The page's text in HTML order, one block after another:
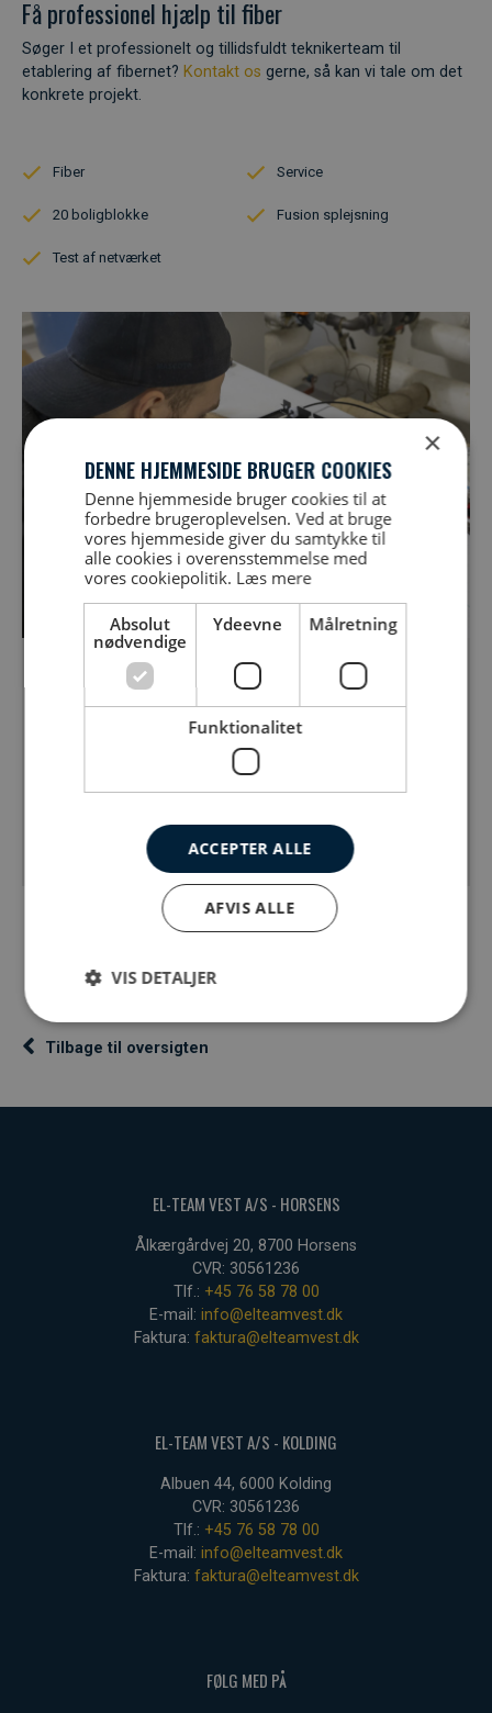
Få professionel hjælp til fiber
Søger I et professionelt og tillidsfuldt teknikerteam til
etablering af fibernet? Kontakt os gerne, så kan vi tale om det
konkrete projekt.
Fiber Service
20 boligblokke Fusion splejsning
Test af netværket
Fakta
Sundparken, Horsens
Areal:
20 boligblokke
Tilbage til oversigten
EL-TEAM VEST A/S - HORSENS
Ålkærgårdvej 20, 8700 Horsens
CVR: 30561236
Tlf.: +45 76 58 78 00
E-mail: info@elteamvest.dk
Faktura: faktura@elteamvest.dk
EL-TEAM VEST A/S - KOLDING
Albuen 44, 6000 Kolding
CVR: 30561236
Tlf.: +45 76 58 78 00
E-mail: info@elteamvest.dk
Faktura: faktura@elteamvest.dk
FØLG MED PÅ
×
DENNE HJEMMESIDE BRUGER COOKIES
Denne hjemmeside bruger cookies til at
forbedre brugeroplevelsen. Ved at bruge
vores hjemmeside giver du samtykke til
alle cookies i overensstemmelse med
vores cookiepolitik. Læs mere
Absolut
nødvendige
Ydeevne Målretning
Funktionalitet
ACCEPTER ALLE
AFVIS ALLE
VIS DETALJER